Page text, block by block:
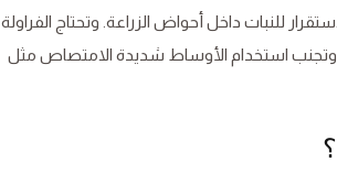
للنبات داخل أحواض الزراعة. وتحتاج الفراولة
وتجنب استخدام الأوساط شديدة الامتصاص مثل